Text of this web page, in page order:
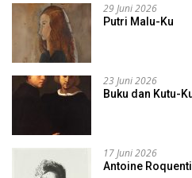
29 Juni 2026
Putri Malu-Ku
23 Juni 2026
Buku dan Kutu-
17 Juni 2026
Antoine